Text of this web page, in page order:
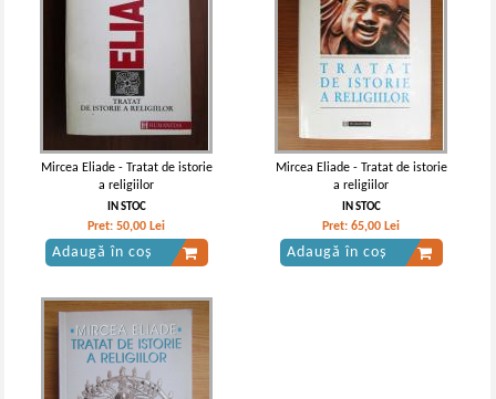
Mircea Eliade - Tratat de istorie
a religiilor
IN STOC
Pret:50,00 Lei
Adaugă în coș
Mircea Eliade - Tratat de istorie
a religiilor
IN STOC
Pret:65,00 Lei
Adaugă în coș